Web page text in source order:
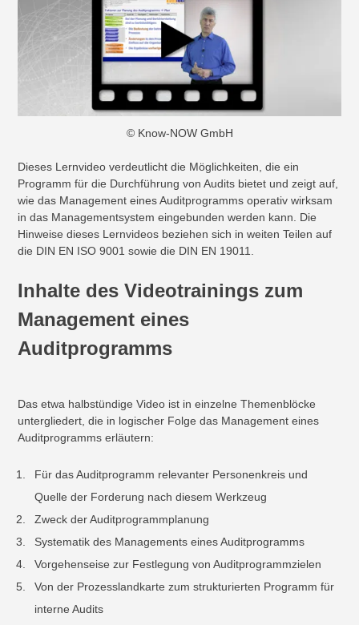
© Know-NOW GmbH
Dieses Lernvideo verdeutlicht die Möglichkeiten, die ein
Programm für die Durchführung von Audits bietet und zeigt auf,
wie das Management eines Auditprogramms operativ wirksam
in das Managementsystem eingebunden werden kann. Die
Hinweise dieses Lernvideos beziehen sich in weiten Teilen auf
die DIN EN ISO 9001 sowie die DIN EN 19011.
Inhalte des Videotrainings zum
Management eines
Auditprogramms
Das etwa halbstündige Video ist in einzelne Themenblöcke
untergliedert, die in logischer Folge das Management eines
Auditprogramms erläutern:
Für das Auditprogramm relevanter Personenkreis und
Quelle der Forderung nach diesem Werkzeug
Zweck der Auditprogrammplanung
Systematik des Managements eines Auditprogramms
Vorgehenseise zur Festlegung von Auditprogrammzielen
Von der Prozesslandkarte zum strukturierten Programm für
interne Audits